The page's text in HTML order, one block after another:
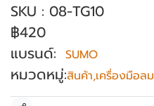
SKU : 08-TG10
฿420
แบรนด์: SUMO
หมวดหมู่:สินค้า,เครื่องมือลม